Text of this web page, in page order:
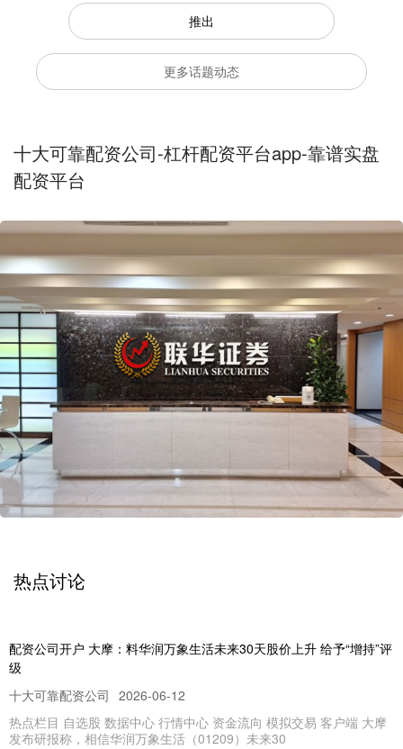
推出
更多话题动态
十大可靠配资公司-杠杆配资平台app-靠谱实盘
配资平台
热点讨论
配资公司开户 大摩：料华润万象生活未来30天股价上升 给予“增持”评
级
十大可靠配资公司 2026-06-12
热点栏目 自选股 数据中心 行情中心 资金流向 模拟交易 客户端 大摩
发布研报称，相信华润万象生活（01209）未来30